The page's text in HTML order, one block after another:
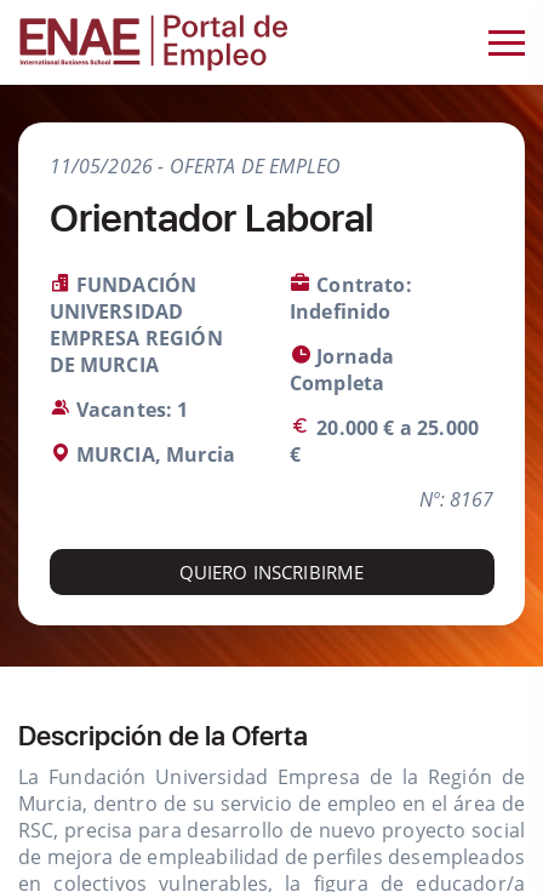
11/05/2026 - OFERTA DE EMPLEO
Orientador Laboral
FUNDACIÓN
UNIVERSIDAD
EMPRESA REGIÓN
DE MURCIA
Vacantes: 1
MURCIA, Murcia
Contrato:
Indefinido
Jornada
Completa
20.000 € a 25.000
€
Nº: 8167
QUIERO INSCRIBIRME
Descripción de la Oferta
La Fundación Universidad Empresa de la Región de
Murcia, dentro de su servicio de empleo en el área de
RSC, precisa para desarrollo de nuevo proyecto social
de mejora de empleabilidad de perfiles desempleados
en colectivos vulnerables, la figura de educador/a